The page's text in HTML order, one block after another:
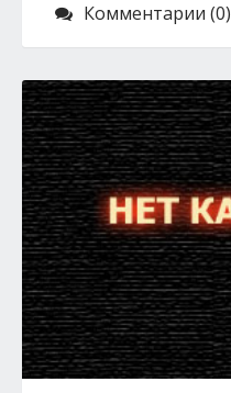
Комментарии (0)